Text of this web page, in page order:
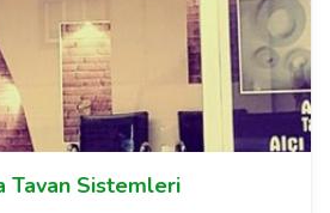
Tavan Sistemleri